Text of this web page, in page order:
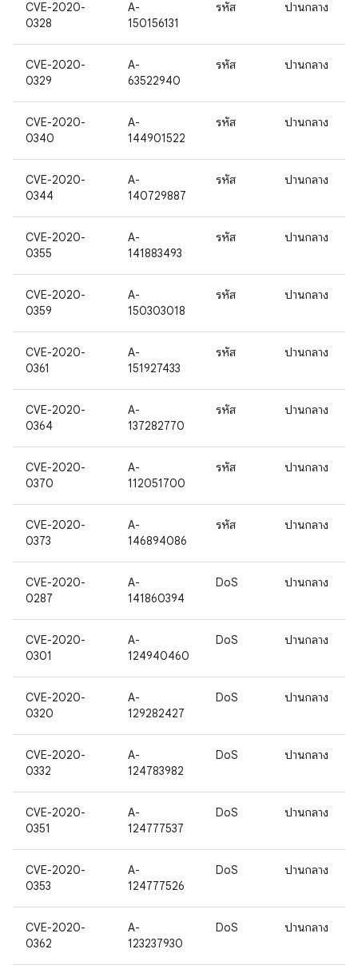
CVE-2020-
0328
A-
150156131
รหัส ปานกลาง
CVE-2020-
0329
A-
63522940
รหัส ปานกลาง
CVE-2020-
0340
A-
144901522
รหัส ปานกลาง
CVE-2020-
0344
A-
140729887
รหัส ปานกลาง
CVE-2020-
0355
A-
141883493
รหัส ปานกลาง
CVE-2020-
0359
A-
150303018
รหัส ปานกลาง
CVE-2020-
0361
A-
151927433
รหัส ปานกลาง
CVE-2020-
0364
A-
137282770
รหัส ปานกลาง
CVE-2020-
0370
A-
112051700
รหัส ปานกลาง
CVE-2020-
0373
A-
146894086
รหัส ปานกลาง
CVE-2020-
0287
A-
141860394
DoS ปานกลาง
CVE-2020-
0301
A-
124940460
DoS ปานกลาง
CVE-2020-
0320
A-
129282427
DoS ปานกลาง
CVE-2020-
0332
A-
124783982
DoS ปานกลาง
CVE-2020-
0351
A-
124777537
DoS ปานกลาง
CVE-2020-
0353
A-
124777526
DoS ปานกลาง
CVE-2020-
0362
A-
123237930
DoS ปานกลาง